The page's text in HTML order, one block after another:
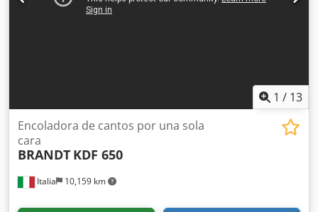
1 / 13
Italia 10,159 km
Encoladora de cantos por una sola
cara
BRANDT KDF 650